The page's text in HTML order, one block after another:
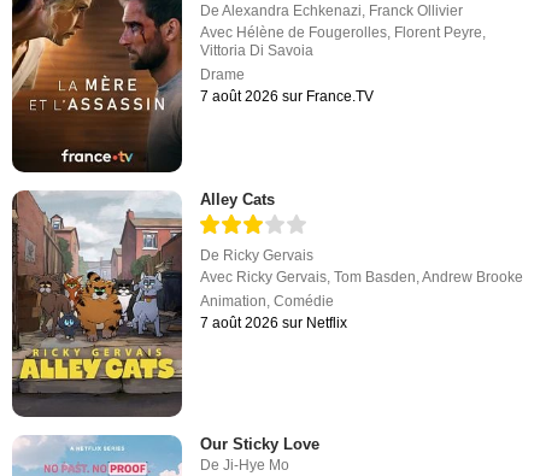
DeAlexandra Echkenazi Franck Ollivier
Avec Hélène de Fougerolles Florent Peyre
Vittoria Di Savoia
Drame
7 août 2026 sur France.TV
Alley Cats
De Ricky Gervais
Avec Ricky Gervais,Tom Basden,Andrew Brooke
Animation,Comédie
7 août 2026 sur Netflix
Our Sticky Love
DeJi-Hye Mo